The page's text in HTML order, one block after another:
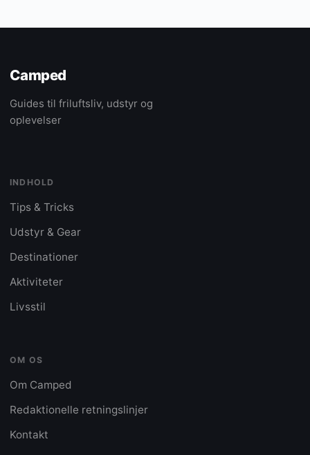
Camped
Guides til friluftsliv, udstyr og
oplevelser
INDHOLD
Tips & Tricks
Udstyr & Gear
Destinationer
Aktiviteter
Livsstil
OM OS
Om Camped
Redaktionelle retningslinjer
Kontakt